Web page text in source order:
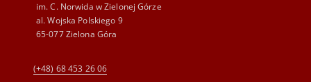
im. C. Norwida w Zielonej Górze
al. Wojska Polskiego 9
65-077 Zielona Góra
(+48) 68 453 26 06